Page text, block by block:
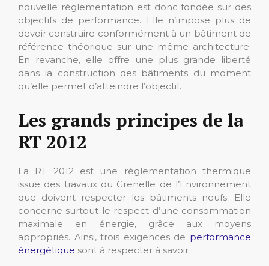
nouvelle réglementation est donc fondée sur des
objectifs de performance. Elle n’impose plus de
devoir construire conformément à un bâtiment de
référence théorique sur une même architecture.
En revanche, elle offre une plus grande liberté
dans la construction des bâtiments du moment
qu’elle permet d’atteindre l’objectif.
Les grands principes de la
RT 2012
La RT 2012 est une réglementation thermique
issue des travaux du Grenelle de l’Environnement
que doivent respecter les bâtiments neufs. Elle
concerne surtout le respect d’une consommation
maximale en énergie, grâce aux moyens
appropriés. Ainsi, trois exigences de performance
énergétique sont à respecter à savoir :